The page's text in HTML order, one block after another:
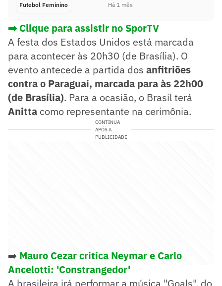
Futebol Feminino Há 1 mês
➡️ Clique para assistir no SporTV
A festa dos Estados Unidos está marcada
para acontecer às 20h30 (de Brasília). O
evento antecede a partida dos anfitriões
contra o Paraguai, marcada para às 22h00
(de Brasília). Para a ocasião, o Brasil terá
Anitta como representante na cerimônia.
CONTINUA
APÓS A
PUBLICIDADE
➡️ Mauro Cezar critica Neymar e Carlo
Ancelotti: 'Constrangedor'
A brasileira irá performar a música "Goals", do